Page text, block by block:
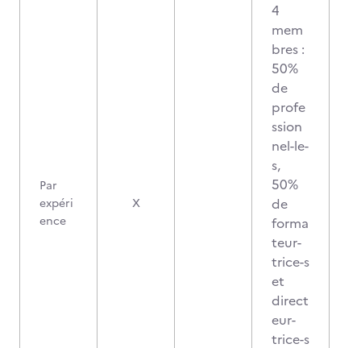
Par
expéri
ence
X
4
mem
bres :
50%
de
profe
ssion
nel-le-
s,
50%
de
forma
teur-
trice-s
et
direct
eur-
trice-s